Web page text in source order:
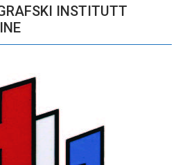
INSTITUTT